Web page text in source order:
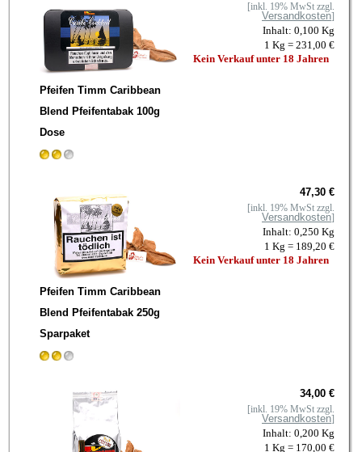
Pfeifen Timm Caribbean
Blend Pfeifentabak 100g
Dose
[inkl. 19% MwSt zzgl.
Versandkosten]
Inhalt: 0,100 Kg
1 Kg = 231,00 €
Kein Verkauf unter 18 Jahren
Pfeifen Timm Caribbean
Blend Pfeifentabak 250g
Sparpaket
47,30 €
[inkl. 19% MwSt zzgl.
Versandkosten]
Inhalt: 0,250 Kg
1 Kg = 189,20 €
Kein Verkauf unter 18 Jahren
34,00 €
[inkl. 19% MwSt zzgl.
Versandkosten]
Inhalt: 0,200 Kg
1 Kg = 170,00 €